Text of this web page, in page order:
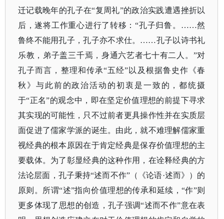
迁记载晚年的孔子在“复周礼”的政治实践遭遇挫折以
后，遂将工作重心进行了转移：“孔子归鲁。……然
鲁终不能用孔子，孔子亦不求仕。……孔子以诗书礼
乐教，弟子盖三千焉，身通六艺者七十有二人。”对
孔子而言，整理和传承“五经”以及根据鲁史作《春
秋》与此前的政治活动的初衷是一致的，都统摄
于“正名”的观念中，即在坚定价值理想的前提下寻求
其实现的可能性，只不过前者更具操作性并在实质层
面促进了儒家学派的诞生。由此，就不难理解儒家重
视经典的根本原因在于肯定经典是保存价值理想的主
要载体。为了彰显经典的这种作用，在诠释经典的方
法论层面，孔子秉持“述而不作”（《论语·述而》）的
原则。所谓“述”指向价值理想的传承和延续，“作”则
更多体现了思想的创造，孔子强调“述而不作”意在表